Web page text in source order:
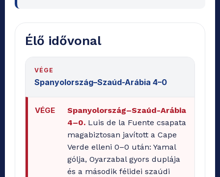
Élő idővonal
VÉGE
Spanyolország–Szaúd-Arábia 4–0
VÉGE
Spanyolország–Szaúd-Arábia
4–0. Luis de la Fuente csapata
magabiztosan javított a Cape
Verde elleni 0–0 után: Yamal
gólja, Oyarzabal gyors duplája
és a második félidei szaúdi